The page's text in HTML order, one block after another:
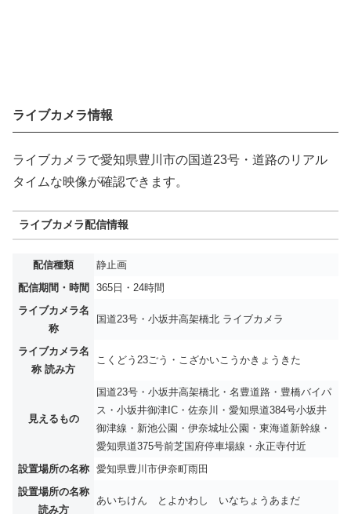
ライブカメラ情報
ライブカメラで愛知県豊川市の国道23号・道路のリアル
タイムな映像が確認できます。
ライブカメラ配信情報
配信種類
静止画
配信期間・時間
365日・24時間
ライブカメラ名
称
国道23号・小坂井高架橋北 ライブカメラ
ライブカメラ名
称 読み方
こくどう23ごう・こざかいこうかきょうきた
見えるもの
国道23号・小坂井高架橋北・名豊道路・豊橋バイパ
ス・小坂井御津IC・佐奈川・愛知県道384号小坂井
御津線・新池公園・伊奈城址公園・東海道新幹線・
愛知県道375号前芝国府停車場線・永正寺付近
設置場所の名称
愛知県豊川市伊奈町雨田
設置場所の名称
読み方
あいちけん とよかわし いなちょうあまだ